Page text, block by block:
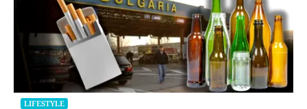
LIFESTYLE